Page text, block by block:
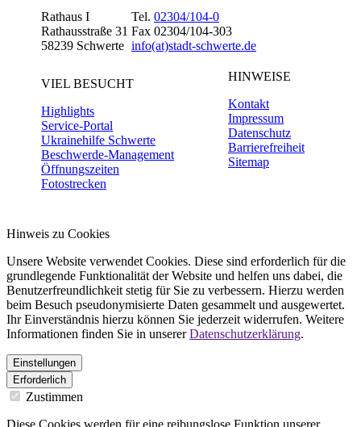
Rathaus I
Rathausstraße 31
58239 Schwerte
Tel. 02304/104-0
Fax 02304/104-303
info(at)stadt-schwerte.de
VIEL BESUCHT
Highlights
Service-Portal
Ukrainehilfe Schwerte
Beschwerde-Management
Öffnungszeiten
Fotostrecken
HINWEISE
Kontakt
Impressum
Datenschutz
Barrierefreiheit
Sitemap
Hinweis zu Cookies
Unsere Website verwendet Cookies. Diese sind erforderlich für die
grundlegende Funktionalität der Website und helfen uns dabei, die
Benutzerfreundlichkeit stetig für Sie zu verbessern. Hierzu werden
beim Besuch pseudonymisierte Daten gesammelt und ausgewertet.
Ihr Einverständnis hierzu können Sie jederzeit widerrufen. Weitere
Informationen finden Sie in unsererDatenschutzerklärung.
Einstellungen
Erforderlich
Zustimmen